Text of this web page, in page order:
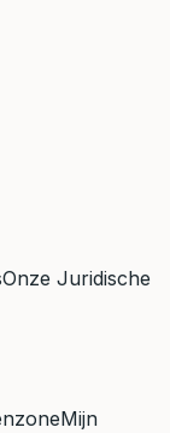
Onze Juridische
Mijn